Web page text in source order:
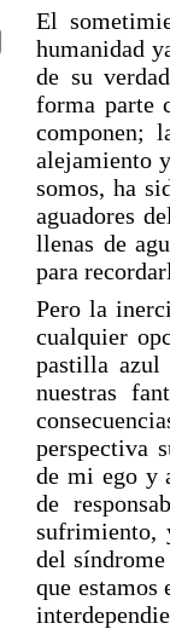
El
humanidad
de su
forma parte
componen;
alejamiento
somos, ha
aguadores
llenas de
para
Pero la
cualquier
pastilla azul
nuestras
perspectiva
de mi ego y
de
sufrimiento,
del síndrome
que estamos